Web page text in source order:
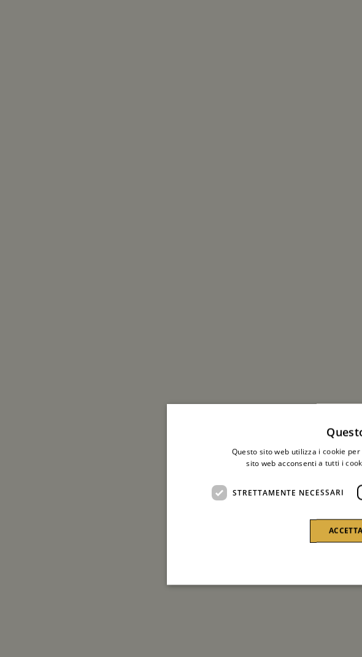
Questo sito web utilizza i cookie
sito web acconsenti a tutti i
STRETTAMENTE NECESSARI